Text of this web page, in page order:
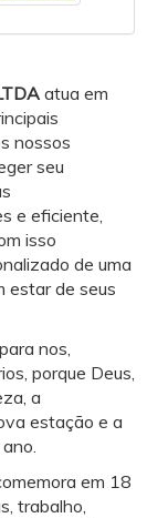
atua em
nossos
seu
e eficiente,
isso
de uma
estar de seus
nos,
porque Deus,
a
estação e a
em 18
trabalho,